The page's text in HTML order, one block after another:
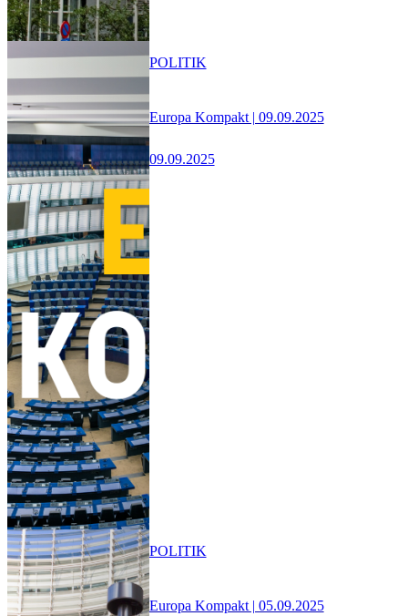
Europa Kompakt | 09.09.2025
09.09.2025
POLITIK
Europa Kompakt | 05.09.2025
POLITIK